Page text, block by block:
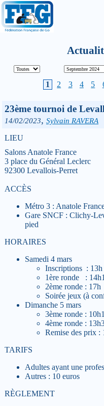
1 2 3 4 5
23ème tournoi de
14/02/2023, Sylvain RAVERA
LIEU
Salons Anatole France
3 place du Général Leclerc
92300 Levallois-Perret
ACCÈS
Métro 3 : Anatole
Gare SNCF : Clichy-
pied
HORAIRES
Samedi 4 mars
Inscriptions : 13h
1ère ronde :
2ème ronde : 17h
Soirée jeux (à
Dimanche 5 mars
3ème ronde :
4ème ronde :
Remise des prix :
TARIFS
Adultes ayant une
Autres : 10 euros
RÈGLEMENT